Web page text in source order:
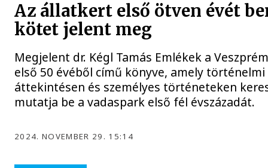
Az állatkert első ötven évét
kötet jelent meg
Megjelent dr. Kégl Tamás Emlékek a
első 50 évéből című könyve, amely történelmi
áttekintésen és személyes történeteken
mutatja be a vadaspark első fél évszázadát.
2024. NOVEMBER 29. 15:14